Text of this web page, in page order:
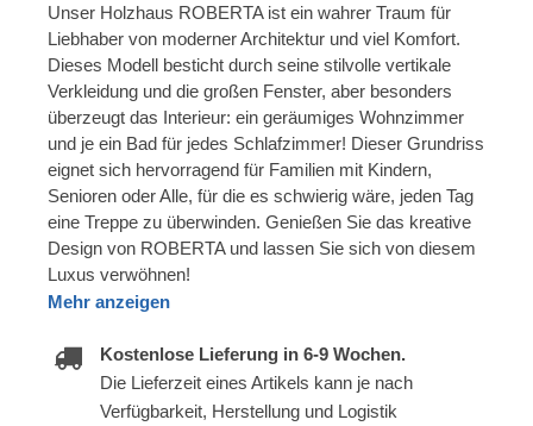
Unser Holzhaus ROBERTA ist ein wahrer Traum für
Liebhaber von moderner Architektur und viel Komfort.
Dieses Modell besticht durch seine stilvolle vertikale
Verkleidung und die großen Fenster, aber besonders
überzeugt das Interieur: ein geräumiges Wohnzimmer
und je ein Bad für jedes Schlafzimmer! Dieser Grundriss
eignet sich hervorragend für Familien mit Kindern,
Senioren oder Alle, für die es schwierig wäre, jeden Tag
eine Treppe zu überwinden. Genießen Sie das kreative
Design von ROBERTA und lassen Sie sich von diesem
Luxus verwöhnen!
Mehr anzeigen
Kostenlose Lieferung in 6-9 Wochen.
Die Lieferzeit eines Artikels kann je nach
Verfügbarkeit, Herstellung und Logistik